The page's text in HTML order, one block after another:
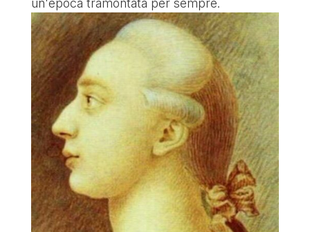
un'epoca tramontata per sempre.